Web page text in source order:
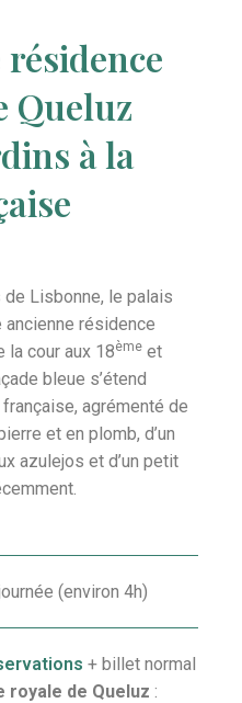
résidence
Queluz
à la
Lisbonne, le palais
ancienne résidence
la cour aux 18ème et
bleue s’étend
agrémenté de
et en plomb, d’un
azulejos et d’un petit
(environ 4h)
+ billet normal
royale de Queluz :